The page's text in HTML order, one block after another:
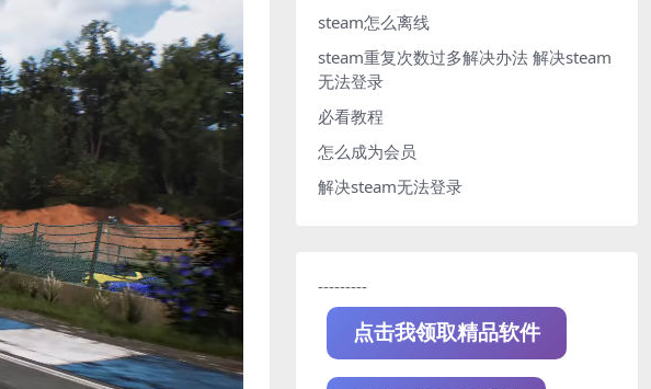
steam怎么离线
steam重复次数过多解决办法 解决steam
无法登录
必看教程
怎么成为会员
解决steam无法登录
---------
点击我领取精品软件